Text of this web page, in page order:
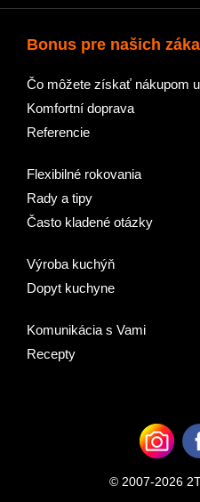
Bonus pre našich
Čo môžete získať nákupom
Komfortní doprava
Referencie
Flexibilné rokovania
Rady a tipy
Často kladené otázky
Výroba kuchýň
Dopyt kuchyne
Komunikácia s Vami
Recepty
© 2007-2026